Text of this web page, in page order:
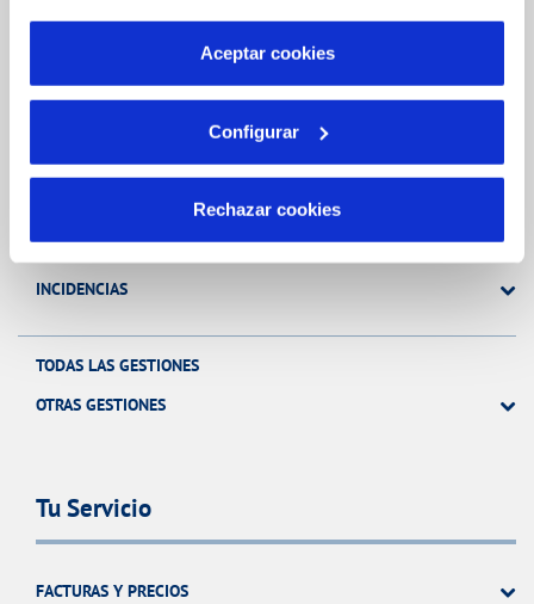
por tanto no se pueden desactivar. Puedes consultar
más información en nuestraPolítica de Cookies
Aceptar cookies
Configurar
Rechazar cookies
Gestiones Online
FACTURAS, PAGOS Y CONSUMOS
MODIFICACIÓN DE DATOS
INCIDENCIAS
TODAS LAS GESTIONES
OTRAS GESTIONES
Tu Servicio
FACTURAS Y PRECIOS